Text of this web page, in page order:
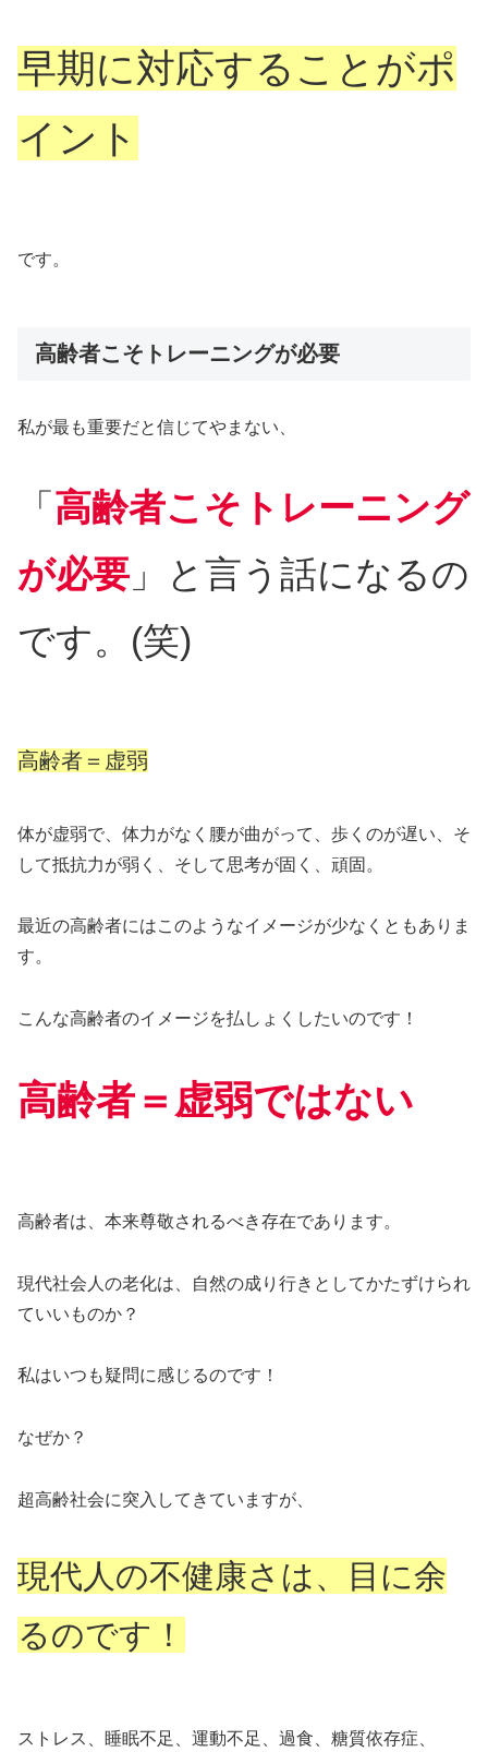
早期に対応することがポ
イント
です。
高齢者こそトレーニングが必要
私が最も重要だと信じてやまない、
「 高齢者こそトレーニング
が必要 」と言う話になるの
です。(笑)
高齢者＝虚弱
体が虚弱で、体力がなく腰が曲がって、歩くのが遅い、そ
して抵抗力が弱く、そして思考が固く、頑固。
最近の高齢者にはこのようなイメージが少なくともありま
す。
こんな高齢者のイメージを払しょくしたいのです！
高齢者＝虚弱ではない
高齢者は、本来尊敬されるべき存在であります。
現代社会人の老化は、自然の成り行きとしてかたずけられ
ていいものか？
私はいつも疑問に感じるのです！
なぜか？
超高齢社会に突入してきていますが、
現代人の不健康さは、目に余
るのです！
ストレス、睡眠不足、運動不足、過食、糖質依存症、